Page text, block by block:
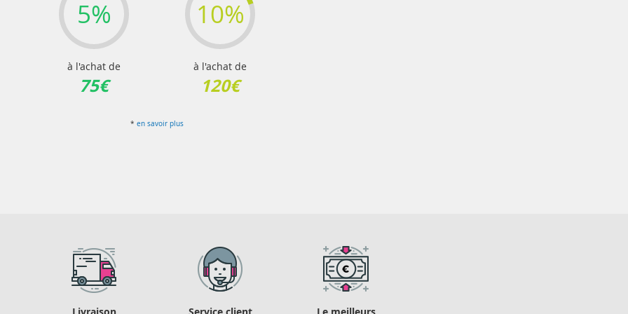
5%
à l'achat de
75€
10%
à l'achat de
120€
* en savoir plus
Livraison Service client Le meilleurs